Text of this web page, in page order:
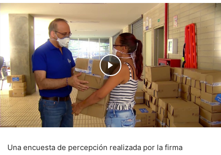
Una encuesta de percepción realizada por la firma